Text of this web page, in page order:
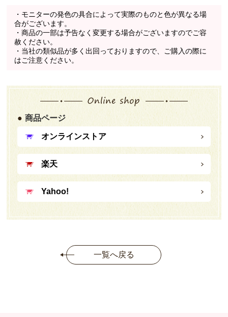
・モニターの発色の具合によって実際のものと色が異なる場
合がございます。
・商品の一部は予告なく変更する場合がございますのでご容
赦ください。
・当社の類似品が多く出回っておりますので、ご購入の際に
はご注意ください。
商品ページ
オンラインストア
楽天
Yahoo!
一覧へ戻る